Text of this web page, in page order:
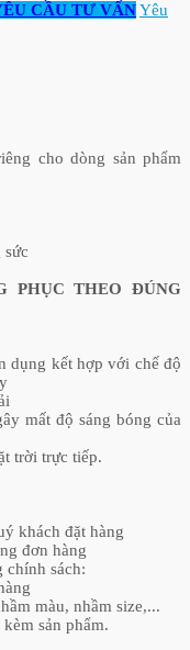
CẦU TƯ VẤNYêu
cho dòng sản phẩm
sức
PHỤC THEO ĐÚNG
dụng kết hợp với chế độ
mất độ sáng bóng của
trời trực tiếp.
khách đặt hàng
đơn hàng
chính sách:
màu, nhầm size,...
sản phẩm.